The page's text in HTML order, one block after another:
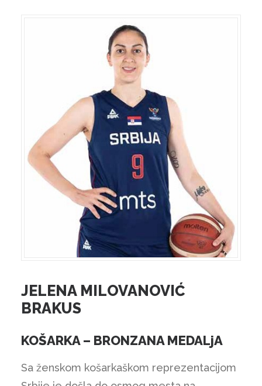
JELENA MILOVANOVIĆ
BRAKUS
KOŠARKA – BRONZANA MEDALjA
Sa ženskom košarkaškom reprezentacijom